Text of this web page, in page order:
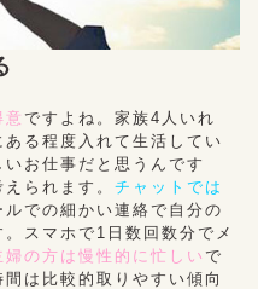
意ですよね。家族4人いれ
る程度入れて生活してい
お仕事だと思うんです
られます。 チャットでは
ルでの細かい連絡で自分の
スマホで1日数回数分でメ
婦の方は慢性的に忙しい で
は比較的取りやすい傾向